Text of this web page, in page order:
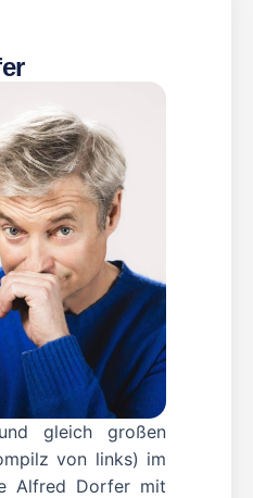
gleich großen
von links) im
Alfred Dorfer mit